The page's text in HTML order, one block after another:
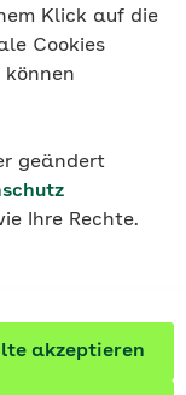
Klick auf die
Cookies
geändert
Ihre Rechte.
akzeptieren